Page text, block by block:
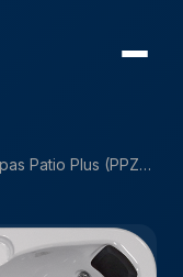
Cal Spas Patio Plus (PPZ) — PPZ-634B